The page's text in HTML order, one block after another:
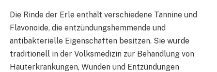
Die Rinde der Erle enthält verschiedene Tannine und
Flavonoide, die entzündungshemmende und
antibakterielle Eigenschaften besitzen. Sie wurde
traditionell in der Volksmedizin zur Behandlung von
Hauterkrankungen, Wunden und Entzündungen